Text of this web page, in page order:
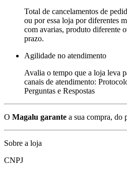
Total de cancelamentos de
ou por essa loja por diferentes
com avarias, produto diferente
prazo.
Agilidade no atendimento
Avalia o tempo que a loja leva
canais de atendimento:
Perguntas e Respostas
O Magalu garante a sua compra, do
Sobre a loja
CNPJ